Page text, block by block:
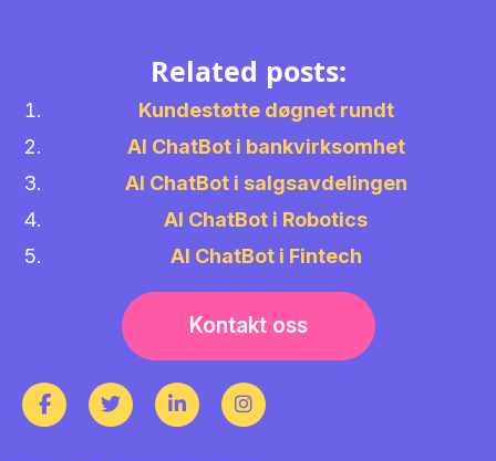
Related posts:
Kundestøtte døgnet rundt
AI ChatBot i bankvirksomhet
AI ChatBot i salgsavdelingen
AI ChatBot i Robotics
AI ChatBot i Fintech
Kontakt oss